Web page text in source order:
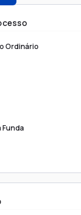
Ordinário
Funda